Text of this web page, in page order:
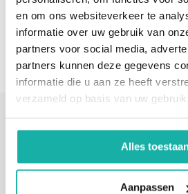
en om ons websiteverkeer te
informatie over uw gebruik van
partners voor social media,
partners kunnen deze gegevens
informatie die u aan ze heeft
verzameld op basis van uw
Alles
Aanpassen
1000+ Prikpunten door heel
Klanten geven ons een 8,9!